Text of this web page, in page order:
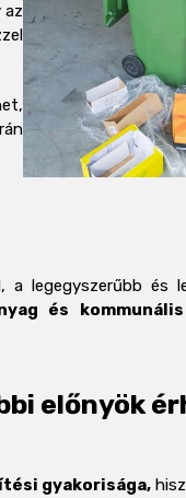
az
legegyszerűbb és
és
előnyök
gyakorisága,